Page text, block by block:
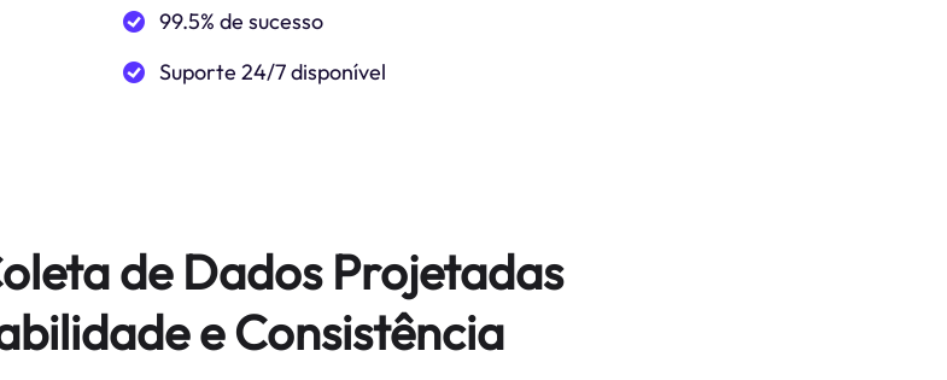
99.5% de sucesso
Suporte 24/7 disponível
de Dados Projetadas
e Consistência